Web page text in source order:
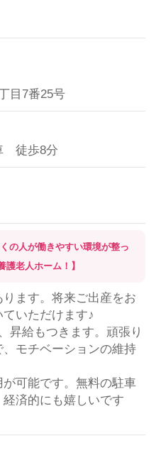
目7番25号
徒歩8分
の人が働きやすい環境が整っ
護老人ホーム！】
ります。将来ご出産をお
いただけます♪
昇給もつきます。頑張り
モチベーションの維持
が可能です。無料の駐車
済的にも嬉しいです